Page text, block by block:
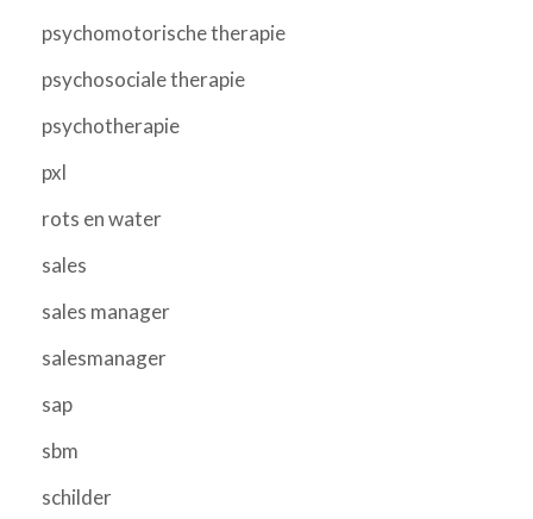
psychomotorische therapie
psychosociale therapie
psychotherapie
pxl
rots en water
sales
sales manager
salesmanager
sap
sbm
schilder